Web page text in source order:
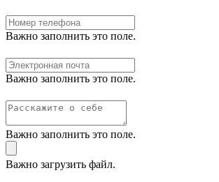
Важно заполнить это поле.
Важно заполнить это поле.
Важно заполнить это поле.
Важно загрузить файл.